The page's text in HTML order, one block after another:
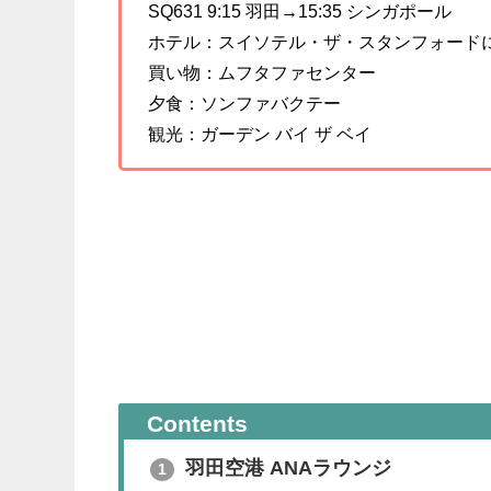
SQ631 9:15 羽田→15:35 シンガポール
ホテル：スイソテル・ザ・スタンフォード
買い物：ムフタファセンター
夕食：ソンファバクテー
観光：ガーデン バイ ザ ベイ
Contents
1 羽田空港 ANAラウンジ